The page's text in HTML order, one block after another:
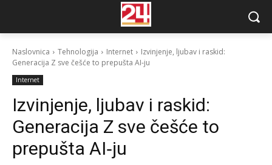
Naslovnica Tehnologija Internet
Izvinjenje, ljubav i raskid:
Generacija Z sve češće to prepušta AI‐ju
Internet
Izvinjenje, ljubav i raskid:
Generacija Z sve češće to
prepušta AI‐ju